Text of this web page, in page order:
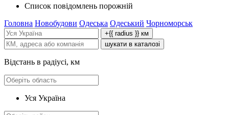
Список повідомлень порожній
Головна Новобудови Одеська Одеський Чорноморськ
+{{ radius }} км
шукати в каталозі
Відстань в радіусі, км
Уся Україна